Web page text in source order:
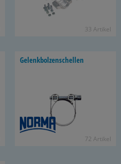
33 Ar­ti­kel
Ge­lenk­bol­zen­schel­len
72 Ar­ti­kel